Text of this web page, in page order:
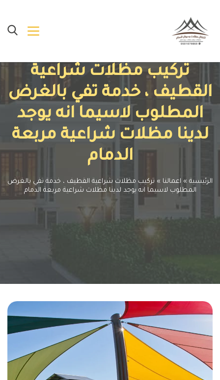
تركيب مظلات شراعية
القطيف ، خدمة تفي بالغرض
المطلوب لاسيما انه يوجد
لدينا مظلات شراعية مربعة
الدمام
الرئيسية » اعمالنا » تركيب مظلات شراعية القطيف ، خدمة تفي بالغرض
المطلوب لاسيما انه يوجد لدينا مظلات شراعية مربعة الدمام